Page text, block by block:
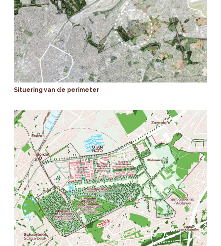
Situering van de perimeter